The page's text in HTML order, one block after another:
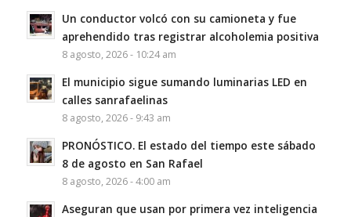
Un conductor volcó con su camioneta y fue
aprehendido tras registrar alcoholemia positiva
8 agosto, 2026 - 10:24 am
El municipio sigue sumando luminarias LED en
calles sanrafaelinas
8 agosto, 2026 - 9:43 am
PRONÓSTICO. El estado del tiempo este sábado
8 de agosto en San Rafael
8 agosto, 2026 - 4:00 am
Aseguran que usan por primera vez inteligencia